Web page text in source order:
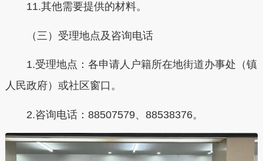
11.其他需要提供的材料。
（三）受理地点及咨询电话
1.受理地点：各申请人户籍所在地街道办事处（镇
人民政府）或社区窗口。
2.咨询电话：88507579、88538376。